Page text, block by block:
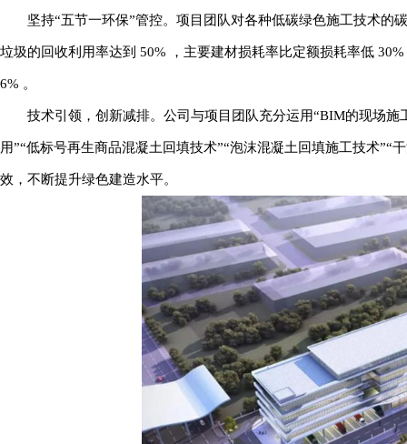
坚持“五节一环保”管控。项目团队对各种低碳绿色施工技术
垃圾的回收利用率达到 50% ，主要建材损耗率比定额损耗率低
6% 。
技术引领，创新减排。公司与项目团队充分运用“BIM的现场
用”“低标号再生商品混凝土回填技术”“泡沫混凝土回填施工技术
效，不断提升绿色建造水平。